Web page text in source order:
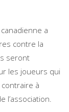
a
contre la
seront
les joueurs qui
à
l’association.